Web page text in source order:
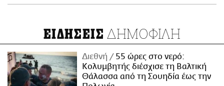
ΕΙΔΗΣΕΙΣ ΔΗΜΟΦΙΛΗ
Διεθνή
55 ώρες στο νερό:
Κολυμβητής διέσχισε τη Βαλτική
Θάλασσα από τη Σουηδία έως την